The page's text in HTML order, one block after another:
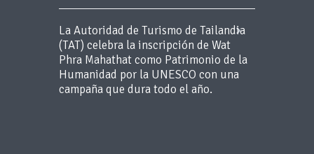
La Autoridad de Turismo de Tailandia
(TAT) celebra la inscripción de Wat
Phra Mahathat como Patrimonio de la
Humanidad por la UNESCO con una
campaña que dura todo el año.